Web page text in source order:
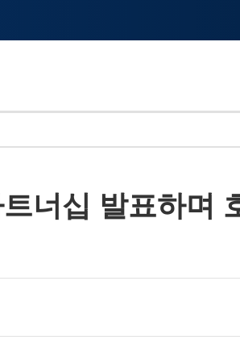
에너지
너십 발표하며